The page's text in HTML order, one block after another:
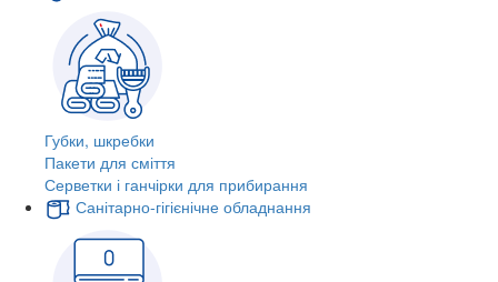
Губки, шкребки
Пакети для сміття
Серветки і ганчірки для прибирання
Санітарно-гігієнічне обладнання